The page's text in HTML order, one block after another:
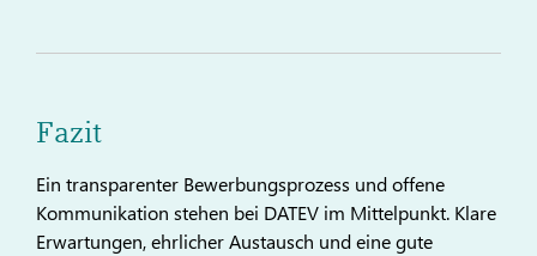
Fazit
Ein transparenter Bewerbungsprozess und offene
Kommunikation stehen bei DATEV im Mittelpunkt. Klare
Erwartungen, ehrlicher Austausch und eine gute